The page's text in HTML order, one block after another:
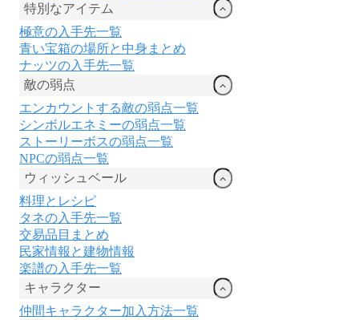
特別なアイテム
極意の入手先一覧
青い宝箱の場所と中身まとめ
ナッツの入手先一覧
敵の弱点
エンカウントする敵の弱点一覧
シンボルエネミーの弱点一覧
ストーリーボスの弱点一覧
NPCの弱点一覧
ウィッシュベール
料理とレシピ
タネの入手先一覧
交易品目まとめ
民家情報と建物情報
楽譜の入手先一覧
キャラクター
仲間キャラクター加入方法一覧